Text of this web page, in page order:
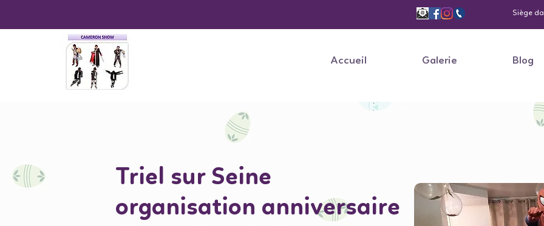
Siège
Accueil Galerie Blog
Triel sur Seine
organisation anniversaire